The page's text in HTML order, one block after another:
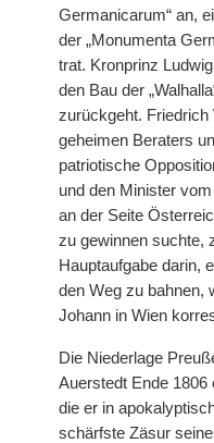
Germanicarum“ an,
der „Monumenta
trat. Kronprinz
den Bau der
zurückgeht. Friedrich
geheimen Beraters
patriotische
und den Minister
an der Seite
zu gewinnen suchte,
Hauptaufgabe darin,
den Weg zu bahnen,
Johann in Wien
Die Niederlage
Auerstedt Ende 1806
die er in
schärfste Zäsur